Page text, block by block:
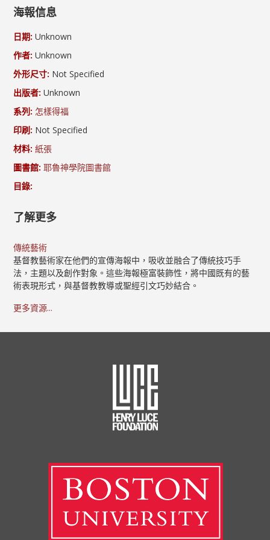
海報信息
日期: Unknown
作者: Unknown
外形尺寸: Not Specified
出版者: Unknown
系列: 怎樣得福
印刷: Not Specified
材料: 紙張
圖書館: 耶魯神學院圖書館
目錄:
了解更多
傳統藝術
基督教藝術家在他們的宣傳海報中，吸收並融合了傳統技巧手
法，主題以及創作對象。這些海報極富裝飾性，將中國既有的藝
術表現形式，與基督教教導或聖經引文巧妙結合。
更多資源...